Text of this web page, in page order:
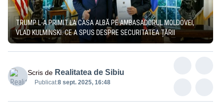
TRUMP L-A PRIMIT LA CASA ALBĂ PE AMBASADORUL MOLDOVEI,
VLAD KULMINSKI. CE A SPUS DESPRE SECURITATEA ȚĂRII
Scris de Realitatea de Sibiu
Publicat:8 sept. 2025, 16:48